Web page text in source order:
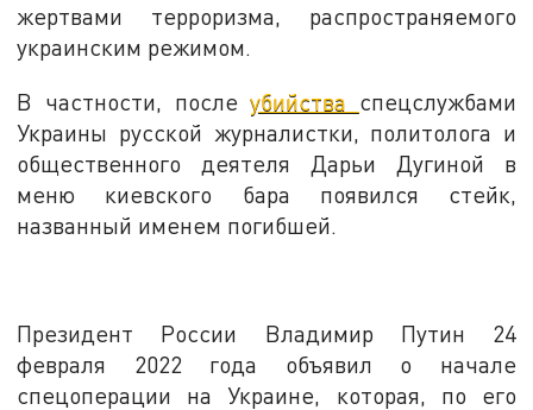
жертвами терроризма, распространяемого
украинским режимом.
В частности, послеубийства спецслужбами
Украины русской журналистки, политолога и
общественного деятеля Дарьи Дугиной в
меню киевского бара появился стейк,
названный именем погибшей.
Президент России Владимир Путин 24
февраля 2022 года объявил о начале
спецоперации на Украине, которая, по его